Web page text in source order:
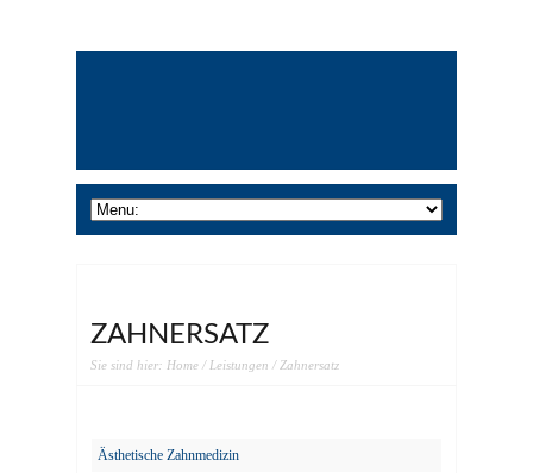
ZAHNERSATZ
Sie sind hier: Home / Leistungen / Zahnersatz
Ästhetische Zahnmedizin